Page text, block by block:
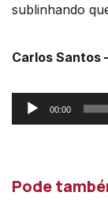
sublinhando
Carlos Santos
Reprodutor
de
00:00
Pode